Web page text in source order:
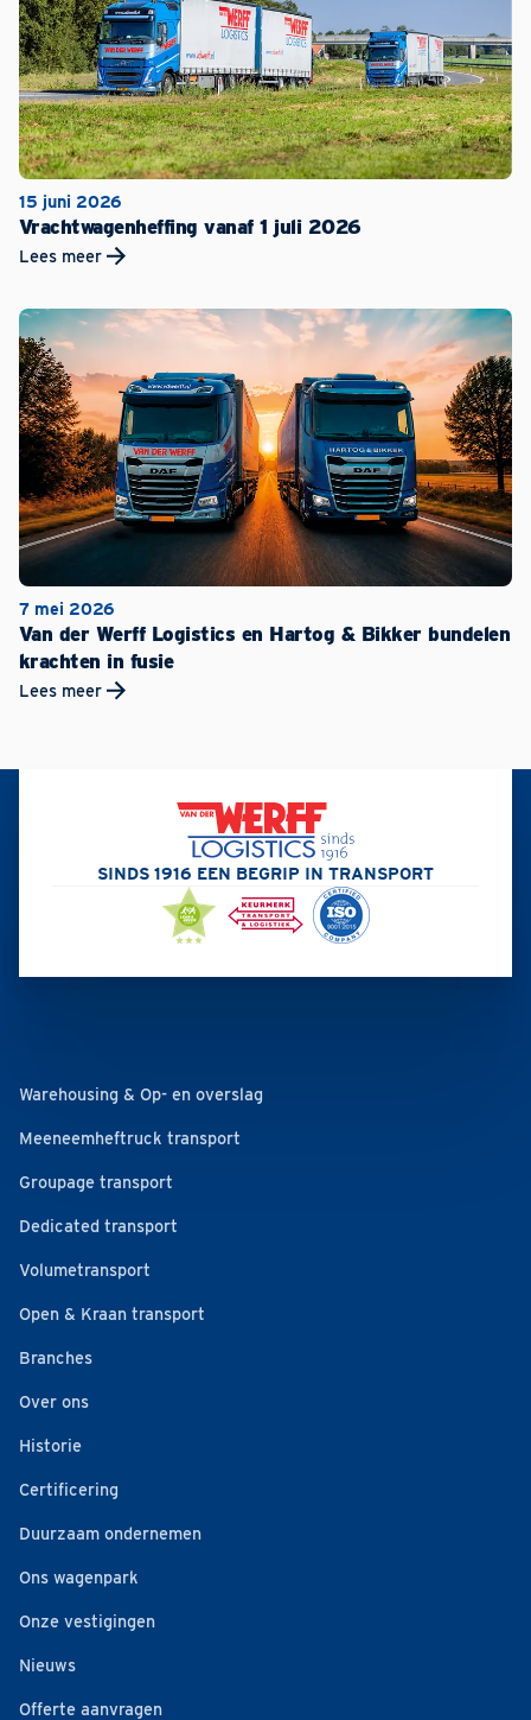
15 juni 2026
Vrachtwagenheffing vanaf 1 juli 2026
Lees meer
7 mei 2026
Van der Werff Logistics en Hartog & Bikker bundelen
krachten in fusie
Lees meer
SINDS 1916 EEN BEGRIP IN TRANSPORT
Warehousing & Op- en overslag
Meeneemheftruck transport
Groupage transport
Dedicated transport
Volumetransport
Open & Kraan transport
Branches
Over ons
Historie
Certificering
Duurzaam ondernemen
Ons wagenpark
Onze vestigingen
Nieuws
Offerte aanvragen